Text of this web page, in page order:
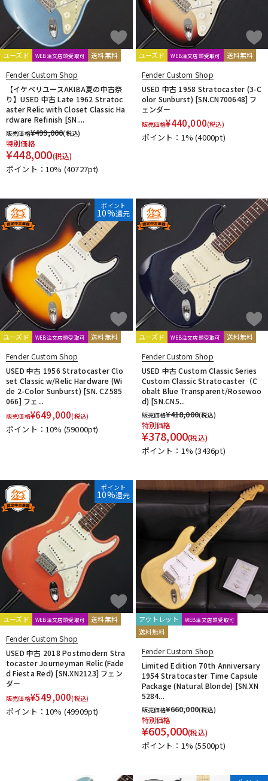
ユーズド WEB注文店頭受取可 送料無料
Fender Custom Shop
【イケベリユースAKIBA夏の中古祭
り】USED 中古 Late 1962 Stratoc
aster Relic with Closet Classic Ha
rdware Refinish [SN....
販売価格¥499,000(税込)
特別価格
¥448,000(税込)
ポイント：10% (40727pt)
ユーズド WEB注文店頭受取可 送料無料
Fender Custom Shop
USED 中古 1958 Stratocaster (3-C
olor Sunburst) [SN.CN700648] フ
ェンダー
販売価格¥440,000(税込)
ポイント：1%(4000pt)
ポイント
10%還元
ユーズド WEB注文店頭受取可 送料無料
Fender Custom Shop
USED 中古 1956 Stratocaster Clo
set Classic w/Relic Hardware (Wi
de 2-Color Sunburst) [SN. CZ585
066] フェ...
販売価格¥649,000(税込)
ポイント：10% (59000pt)
ユーズド WEB注文店頭受取可 送料無料
Fender Custom Shop
USED 中古 Custom Classic Series
Custom Classic Stratocaster（C
obalt Blue Transparent/Rosewoo
d) [SN.CN5...
販売価格¥418,000(税込)
特別価格
¥378,000(税込)
ポイント：1%(3436pt)
ポイント
10%還元
ユーズド WEB注文店頭受取可 送料無料
Fender Custom Shop
USED 中古 2018 Postmodern Stra
tocaster Journeyman Relic (Fade
d Fiesta Red) [SN.XN2123] フェン
ダー
販売価格¥549,000(税込)
ポイント：10% (49909pt)
アウトレット WEB注文店頭受取可
送料無料
Fender Custom Shop
Limited Edition 70th Anniversary
1954 Stratocaster Time Capsule
Package (Natural Blonde) [SN.XN
5284...
販売価格¥660,000(税込)
特別価格
¥605,000(税込)
ポイント：1%(5500pt)